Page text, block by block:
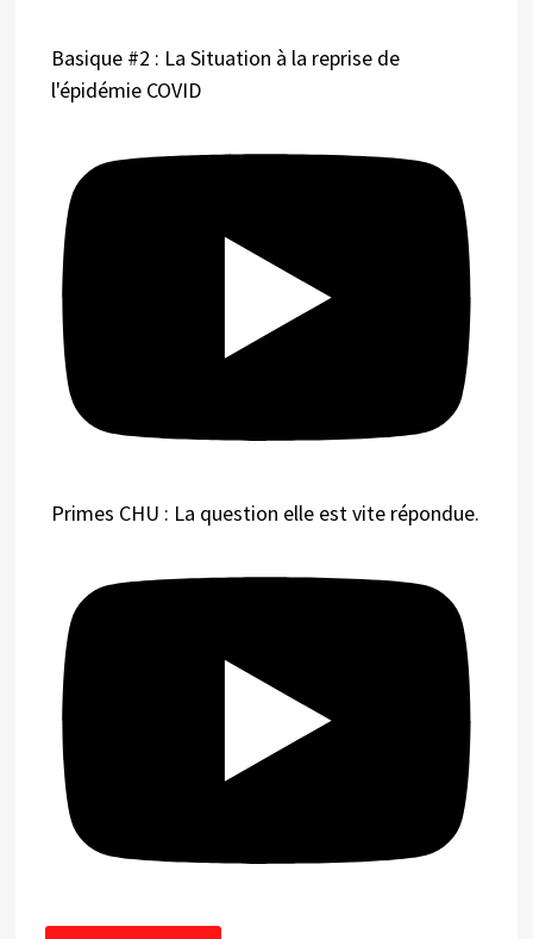
Basique #2 : La Situation à la reprise de
l'épidémie COVID
Primes CHU : La question elle est vite répondue.